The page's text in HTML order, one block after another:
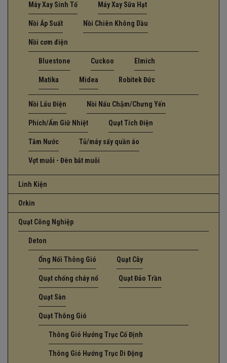
Máy Xay Sinh Tố Máy Xay Sữa Hạt
Nồi Áp Suất Nồi Chiên Không Dầu
Nồi cơm điện
Bluestone Cuckoo Elmich
Matika Midea Robitek Đức
Nồi Lẩu Điện Nồi Nấu Chậm/Chưng Yến
Phích/Ấm Giữ Nhiệt Quạt Tích Điện
Tăm Nước Tủ/máy sấy quần áo
Vợt muỗi - Đèn bắt muỗi
Linh Kiện
Orkin
Quạt Công Nghiệp
Deton
Ống Nối Thông Gió Quạt Cây
Quạt chống cháy nổ Quạt Đảo Trần
Quạt Sàn
Quạt Thông Gió
Thông Gió Hướng Trục Cố Định
Thông Gió Hướng Trục Di Động